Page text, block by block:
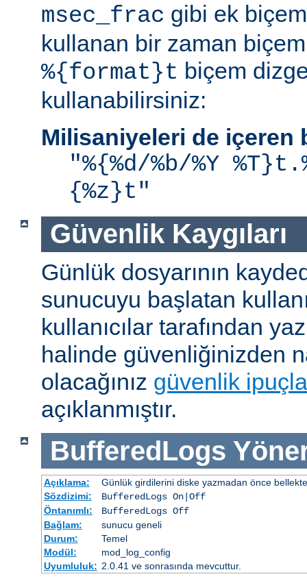
msec_frac gibi ek
kullanan bir zaman
%{format}t biçem
kullanabilirsiniz:
Milisaniyeleri de içeren
"%{%d/%b/%Y
{%z}t"
Güvenlik Kaygıları
Günlük dosyarının
sunucuyu başlatan
kullanıcılar tarafından
halinde güvenliğinizden
olacağınız güvenlik
açıklanmıştır.
BufferedLogs
Açıklama:
Günlük girdilerini diske yazmadan önce
Sözdizimi:
BufferedLogs On|Off
Öntanımlı:
BufferedLogs Off
Bağlam:
sunucu geneli
Durum:
Temel
Modül:
mod_log_config
Uyumluluk: 2.0.41 ve sonrasında mevcuttur.